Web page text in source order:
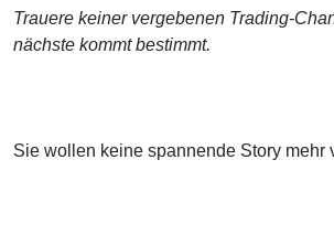
Trauere keiner vergebenen Trading-
nächste kommt bestimmt.
Sie wollen keine spannende Story mehr